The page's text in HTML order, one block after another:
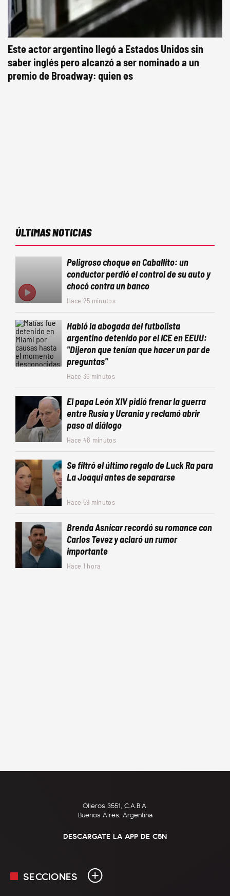
Este actor argentino llegó a Estados Unidos sin
saber inglés pero alcanzó a ser nominado a un
premio de Broadway: quien es
ÚLTIMAS NOTICIAS
Peligroso choque en Caballito: un
conductor perdió el control de su auto y
chocó contra un banco
Hace 25 minutos
Habló la abogada del futbolista
argentino detenido por el ICE en EEUU:
"Dijeron que tenían que hacer un par de
preguntas"
Hace 36 minutos
El papa León XIV pidió frenar la guerra
entre Rusia y Ucrania y reclamó abrir
paso al diálogo
Hace 48 minutos
Se filtró el último regalo de Luck Ra para
La Joaqui antes de separarse
Hace 59 minutos
Brenda Asnicar recordó su romance con
Carlos Tevez y aclaró un rumor
importante
Hace 1 hora
Olleros 3551, C.A.B.A.
Buenos Aires, Argentina
DESCARGATE LA APP DE C5N
SECCIONES